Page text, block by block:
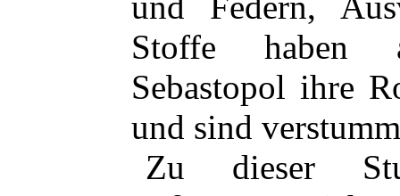
Stoffe haben
Sebastopol ihre
und sind
Zu dieser